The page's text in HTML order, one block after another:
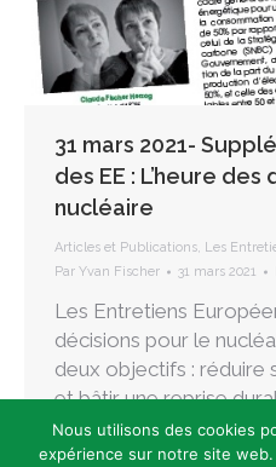
31 mars 2021-
des EE : L’heure
nucléaire
Articles et Publications, Les
Par Yvan Fischer 31 mars 2021
Les Entretiens
décisions pour le
deux objectifs : réduire
et bâtir une reprise
peut croire qu’on
réduisant de moitié
Nous utilisons des cookies
expérience sur notre site